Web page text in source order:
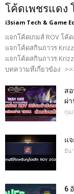
โค้ดเพชรแดง
i3siam Tech & Game
แจกโค้ดเกมส์ ROV โ
แจกโค้ดสกินถาวร
แจกโค้ดสกินถาวร
บทความที่เกี่ยวข้อง
ส
ผ่า
กุม
แ
มีน
6